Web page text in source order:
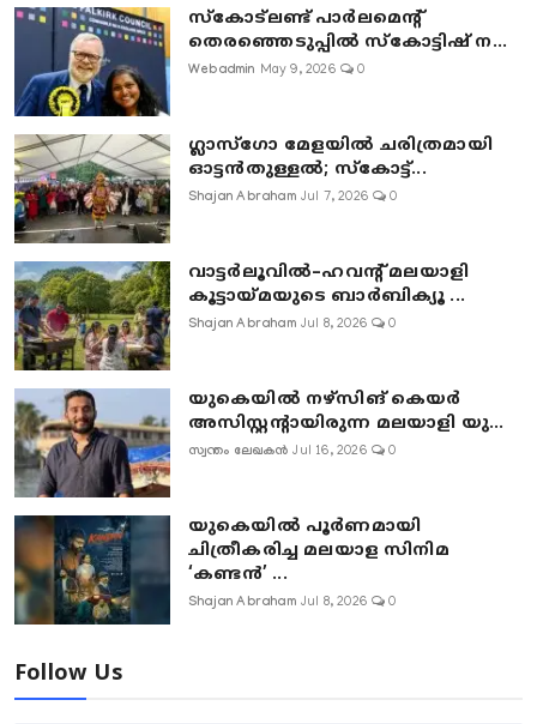
സ്കോട്ലണ്ട് പാർലമെന്റ്
തെരഞ്ഞെടുപ്പിൽ സ്കോട്ടിഷ് ന...
Webadmin May 9, 2026 0
ഗ്ലാസ്‌ഗോ മേളയിൽ ചരിത്രമായി
ഓട്ടൻതുള്ളൽ; സ്‌കോട്ട്...
Shajan Abraham Jul 7, 2026 0
വാട്ടർലൂവിൽ–ഹവന്റ് മലയാളി
കൂട്ടായ്മയുടെ ബാർബിക്യൂ ...
Shajan Abraham Jul 8, 2026 0
യുകെയിൽ നഴ്സിങ് കെയർ
അസിസ്റ്റന്റായിരുന്ന മലയാളി യു...
സ്വന്തം ലേഖകൻ Jul 16, 2026 0
യുകെയിൽ പൂർണമായി
ചിത്രീകരിച്ച മലയാള സിനിമ
‘കണ്ടൻ’ ...
Shajan Abraham Jul 8, 2026 0
Follow Us